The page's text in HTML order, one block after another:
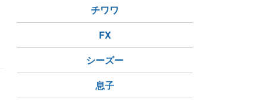
チワワ
FX
シーズー
息子